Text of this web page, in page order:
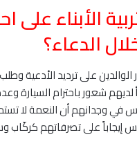
الأبناء على
الدعاء؟
الوالدين على ترديد الأدعية
لديهم شعور باحترام السيارة
في وجدانهم أن النعمة لا
إيجاباً على تصرفاتهم